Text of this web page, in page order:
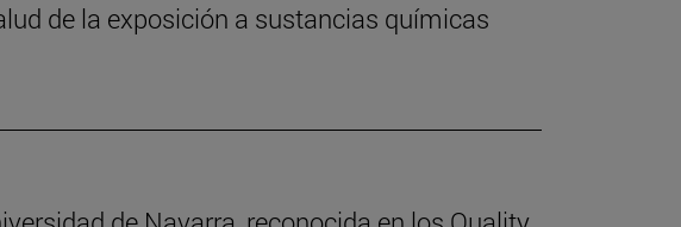
de la exposición a sustancias químicas